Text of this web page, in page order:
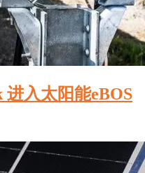
入太阳能eBOS